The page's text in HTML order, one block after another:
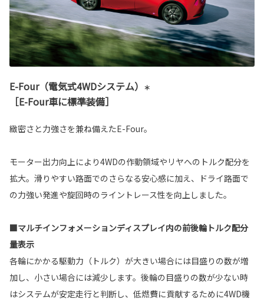
E-Four（電気式4WDシステム） ＊
［E-Four車に標準装備］
緻密さと力強さを兼ね備えたE-Four。
モーター出力向上により4WDの作動領域やリヤへのトルク配分を
拡大。滑りやすい路面でのさらなる安心感に加え、ドライ路面で
の力強い発進や旋回時のライントレース性を向上しました。
■マルチインフォメーションディスプレイ内の前後輪トルク配分
量表示
各輪にかかる駆動力（トルク）が大きい場合には目盛りの数が増
加し、小さい場合には減少します。後輪の目盛りの数が少ない時
はシステムが安定走行と判断し、低燃費に貢献するために4WD機